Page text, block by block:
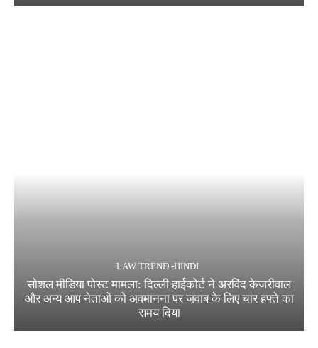
LAW TREND -HINDI
सोशल मीडिया पोस्ट मामला: दिल्ली हाईकोर्ट ने अरविंद केजरीवाल
और अन्य आप नेताओं को अवमानना पर जवाब के लिए चार हफ्ते का
समय दिया